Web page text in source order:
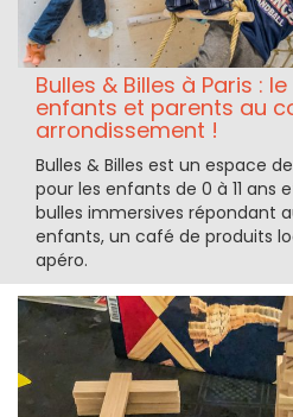
Bulles & Billes à Paris :
enfants et parents au
arrondissement !
Bulles & Billes est un espace
pour les enfants de 0 à 11 ans
bulles immersives répondant
enfants, un café de produits
apéro.